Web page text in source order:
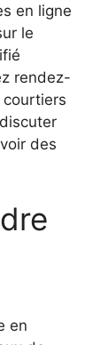
en ligne
le
rendez-
des
en